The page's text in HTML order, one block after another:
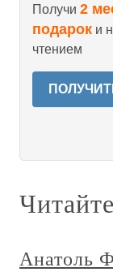
Получи 2
подарок и
чтением
Анатоль